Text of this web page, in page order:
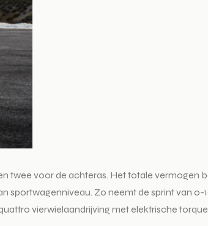
twee voor de achteras. Het totale vermogen
sportwagenniveau. Zo neemt de sprint van
vierwielaandrijving met elektrische